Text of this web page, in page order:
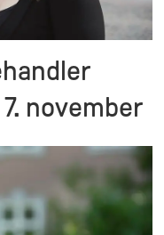
november